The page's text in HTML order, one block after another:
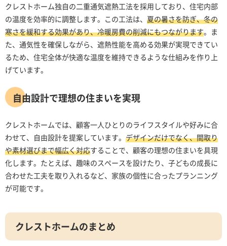
クレストホーム独自の二重通気遮熱工法を採用しており、住宅内部
の温度を効率的に調整します。この工法は、 夏の暑さを防ぎ、冬の
寒さを緩和する効果があり、冷暖房費の削減にもつながります。ま
た、通気性を確保しながら、遮熱性能を高める効果が実現できてい
るため、住宅全体が快適な温度を維持できるような仕組みを作り上
げています。
自由設計で理想の住まいを実現
クレストホームでは、顧客一人ひとりのライフスタイルや好みに合
わせて、自由設計を提案しています。 デザインだけでなく、間取り
や素材選びまで幅広く対応することで、顧客の理想の住まいを具現
化します。たとえば、趣味のスペースを設けたり、子どもの成長に
合わせた工夫を取り入れるなど、家族の個性に合ったプランニング
が可能です。
クレストホームのまとめ